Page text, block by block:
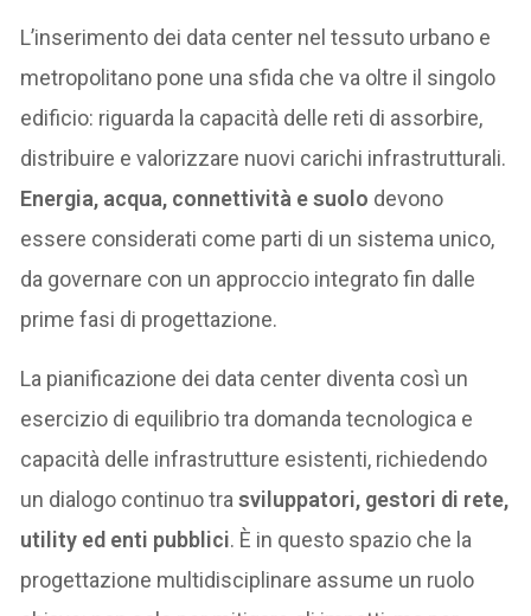
L’inserimento dei data center nel tessuto urbano e
metropolitano pone una sfida che va oltre il singolo
edificio: riguarda la capacità delle reti di assorbire,
distribuire e valorizzare nuovi carichi infrastrutturali.
Energia, acqua, connettività e suolo devono
essere considerati come parti di un sistema unico,
da governare con un approccio integrato fin dalle
prime fasi di progettazione.
La pianificazione dei data center diventa così un
esercizio di equilibrio tra domanda tecnologica e
capacità delle infrastrutture esistenti, richiedendo
un dialogo continuo trasviluppatori, gestori di rete,
utility ed enti pubblici. È in questo spazio che la
progettazione multidisciplinare assume un ruolo